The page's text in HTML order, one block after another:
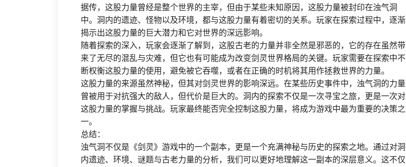
据传，这股力量曾经是整个世界的主宰，但由于某些未知原因，这股力量被封印在浊气洞
中。洞内的遗迹、怪物以及环境，都与这股力量有着密切的关系。玩家在探索过程中，逐渐
揭示出这股力量的巨大潜力和它对世界的深远影响。
随着探索的深入，玩家会逐渐了解到，这股古老的力量并非全然是邪恶的，它的存在虽然带
来了无尽的混乱与灾难，但它也有可能成为改变剑灵世界格局的关键。玩家需要在探索中不
断权衡这股力量的使用，避免被它吞噬，或者在正确的时机将其用作拯救世界的力量。
这股力量的来源虽然神秘，但其对剑灵世界的影响深远。在某些历史事件中，浊气洞的力量
曾被用于对抗强大的敌人，但代价是巨大的。洞内的探索不仅是一次寻宝之旅，更是一次对
这股力量的掌握与挑战。玩家最终能否完全控制这股力量，将成为游戏中最为重要的决策之
一。
总结：
浊气洞不仅是《剑灵》游戏中的一个副本，更是一个充满神秘与历史的探索之地。通过对洞
内遗迹、环境、谜题与古老力量的分析，我们可以更好地理解这一副本的深层意义。这不仅